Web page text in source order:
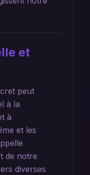
et
peut
à la
à
et les
de notre
diverses